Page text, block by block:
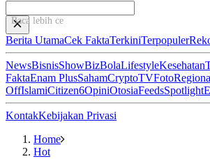
Baca lebih cepat.
Berita UtamaCek FaktaTerkiniTerpopuler
NewsBisnisShowBizBolaLifestyleKesehatan
FaktaEnam PlusSahamCryptoTVFoto
OffIslamiCitizen6OpiniOtosiaFeedsSpotlight
KontakKebijakan Privasi
Home
Hot